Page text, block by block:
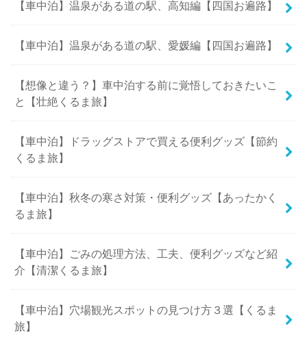
【車中泊】温泉がある道の駅、高知編【四国お遍路】
【車中泊】温泉がある道の駅、愛媛編【四国お遍路】
【想像と違う？】車中泊する前に覚悟しておきたいこ
と【壮絶くるま旅】
【車中泊】ドラッグストアで買える便利グッズ【節約
くるま旅】
【車中泊】秋冬の寒さ対策・便利グッズ【あったかく
るま旅】
【車中泊】ごみの処理方法、工夫、便利グッズなど紹
介【清潔くるま旅】
【車中泊】穴場観光スポットの見つけ方３選【くるま
旅】